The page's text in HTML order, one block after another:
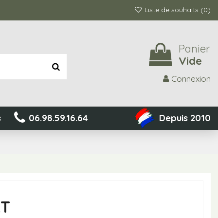
Liste de souhaits (0)
Panier
Vide
Connexion
06.98.59.16.64 Depuis 2010